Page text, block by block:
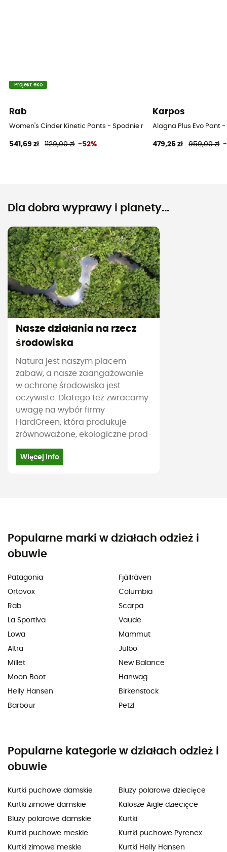
Projekt eko
Rab
Women's Cinder Kinetic Pants - Spodnie rowerowe damskie
541,69 zł 1129,00 zł -52%
Karpos
Alagna Plus Evo Pant
479,26 zł 959,00 zł -
Dla dobra wyprawy i planety...
Nasze działania na rzecz
środowiska
Natura jest naszym placem
zabaw, a nasze zaangażowanie
w ochronę środowiska jest
oczywiste. Dlatego też zwracamy
uwagę na wybór firmy
HardGreen, która produkuje
zrównoważone, ekologiczne prod
Więcej info
Popularne marki w działach odzież i
obuwie
Patagonia
Ortovox
Rab
La Sportiva
Lowa
Altra
Millet
Moon Boot
Helly Hansen
Barbour
Fjällräven
Columbia
Scarpa
Vaude
Mammut
Julbo
New Balance
Hanwag
Birkenstock
Petzl
Popularne kategorie w działach odzież i
obuwie
Kurtki puchowe damskie
Kurtki zimowe damskie
Bluzy polarowe damskie
Kurtki puchowe meskie
Kurtki zimowe meskie
Bluzy polarowe dziecięce
Kalosze Aigle dziecięce
Kurtki
Kurtki puchowe Pyrenex
Kurtki Helly Hansen